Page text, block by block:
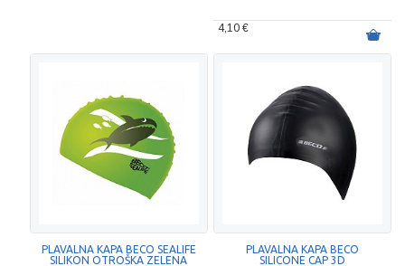
4,10 €
PLAVALNA KAPA BECO SEALIFE
SILIKON OTROŠKA ZELENA
PLAVALNA KAPA BECO
SILICONE CAP 3D